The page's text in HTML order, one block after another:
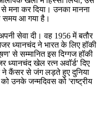
मना कर दिया। उनका मानना
समय आ गया है।
सेवा दी। वह 1956 में बतौर
ध्यानचंद ने भारत के लिए हॉकी
से सम्मानित इस दिग्गज हॉकी
ध्यानचंद खेल रत्न अवॉर्ड' दिए
ने कैंसर से जंग लड़ते हुए दुनिया
उनके जन्मदिवस को 'राष्ट्रीय